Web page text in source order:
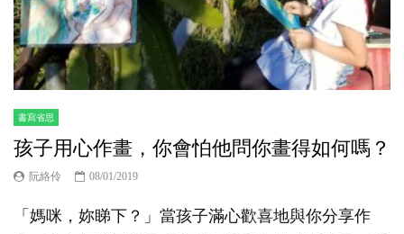
書寫省思
孩子用心作畫，你會怕他問你畫得如何嗎？
阮絡伶 08/01/2019
「媽咪，妳睇下？」當孩子滿心歡喜地與你分享作